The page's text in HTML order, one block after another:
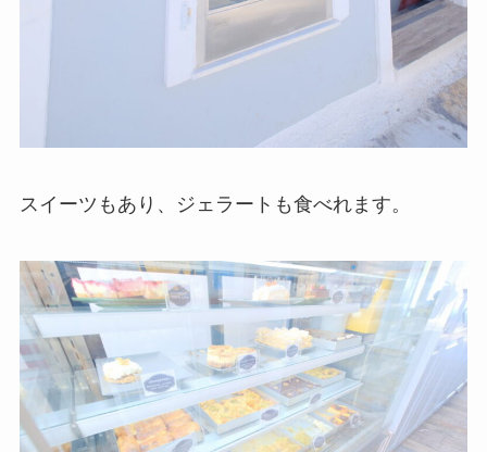
スイーツもあり、ジェラートも食べれます。